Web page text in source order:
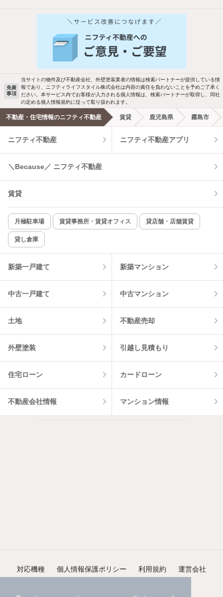
バス・トイレ別 2階以上
洗濯機置場あり 独立洗面台
エアコンあり 都市ガス
温水洗浄便座 オートロック
コンロ2口以上
新着のみ インターネット無料
該当件数:
2件
免責
事項
当サイトの物件及び不動産会社、外壁塗装業者の情報は検索パートナーが提供している情
報であり、ニフティライフスタイル株式会社は内容の責任を負わないことを予めご了承く
ださい。本サービス内でお客様が入力される個人情報は、検索パートナーが取得し、同社
の定める個人情報規約に従って取り扱われます。
不動産・住宅情報のニフティ不動産 賃貸 鹿児島県 霧島市
ニフティ不動産 ニフティ不動産アプリ
＼Because／ ニフティ不動産
賃貸
月極駐車場 賃貸事務所・賃貸オフィス 貸店舗・店舗賃貸
貸し倉庫
新築一戸建て 新築マンション
中古一戸建て 中古マンション
土地 不動産売却
外壁塗装 引越し見積もり
住宅ローン カードローン
不動産会社情報 マンション情報
対応機種 個人情報保護ポリシー 利用規約 運営会社